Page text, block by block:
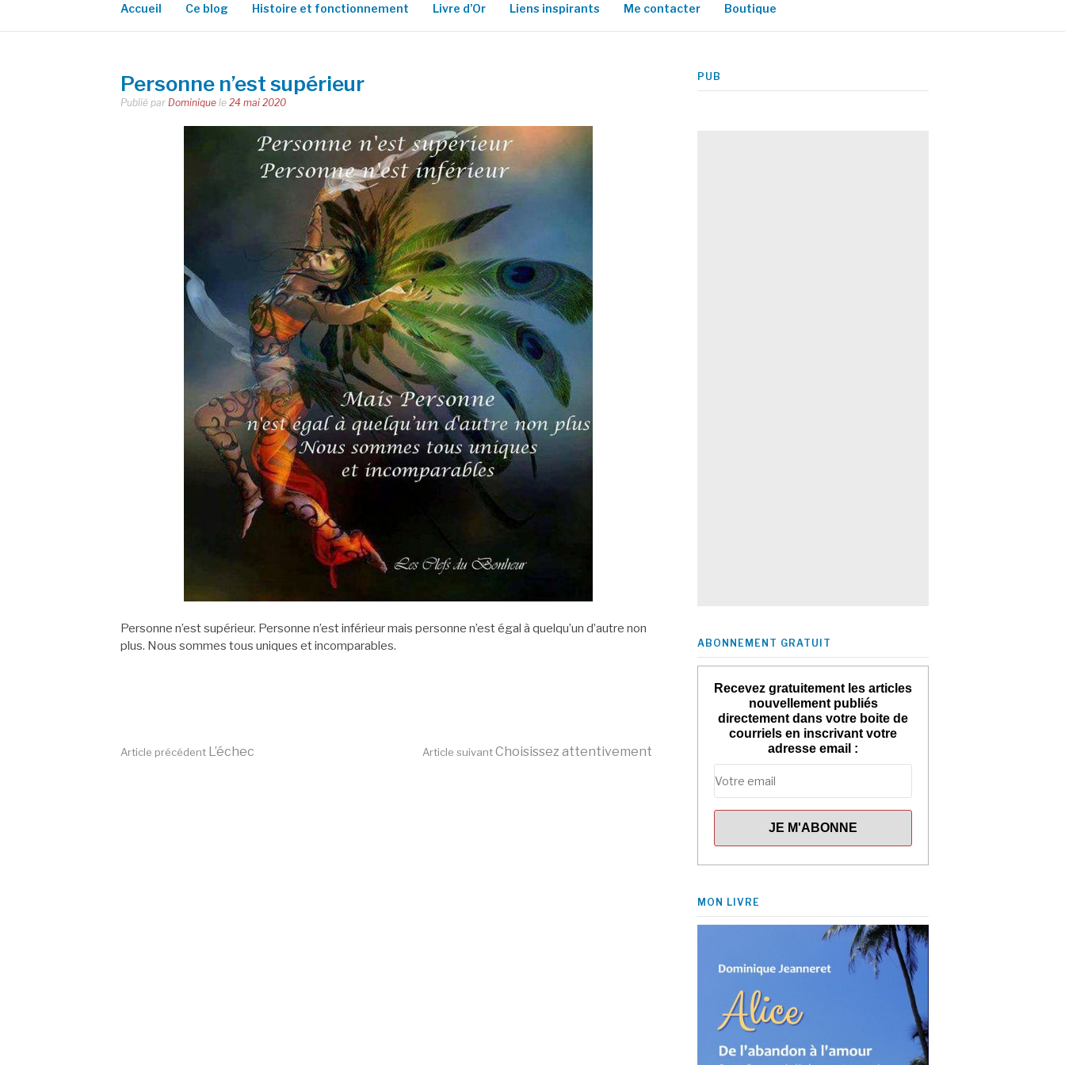
Accueil Ce blog Histoire et fonctionnement Livre d’Or Liens inspirants Me contacter Boutique
Personne n’est supérieur
Publié par Dominique le 24 mai 2020
Personne n’est supérieur. Personne n’est inférieur mais personne n’est égal à quelqu’un d’autre non
plus. Nous sommes tous uniques et incomparables.
Lire
Article précédent L’échec Article suivantChoisissez attentivement
PUB
ABONNEMENT GRATUIT
Recevez gratuitement les articles
nouvellement publiés
directement dans votre boite de
courriels en inscrivant votre
adresse email :
MON LIVRE